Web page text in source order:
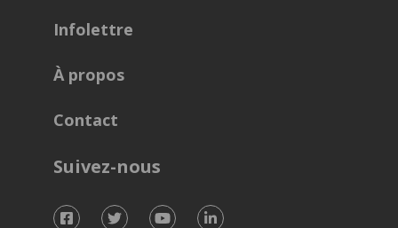
Infolettre
À propos
Contact
Suivez-nous